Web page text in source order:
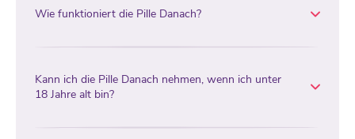
Wie funktioniert die Pille Danach?
Kann ich die Pille Danach nehmen, wenn ich unter
18 Jahre alt bin?